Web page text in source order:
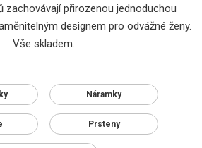
zachovávají přirozenou jednoduchou
designem pro odvážné ženy.
Vše skladem.
Náramky
Prsteny